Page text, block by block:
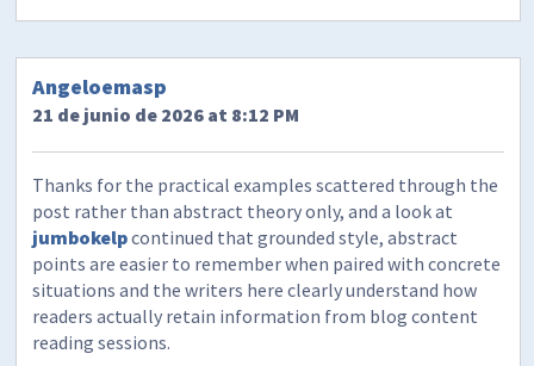
Angeloemasp
21 de junio de 2026 at 8:12 PM
Thanks for the practical examples scattered through the
post rather than abstract theory only, and a look at
jumbokelpcontinued that grounded style, abstract
points are easier to remember when paired with concrete
situations and the writers here clearly understand how
readers actually retain information from blog content
reading sessions.